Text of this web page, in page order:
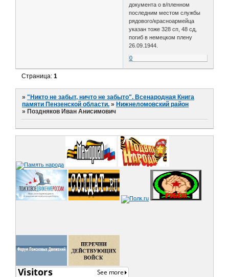
документа о в/пленном
последним местом службы
рядового/красноармейца
указан тоже 328 сп, 48 сд,
погиб в немецком плену
26.09.1944.
0
Страница:1
»"Никто не забыт, ничто не забыто". Всенародная Книга
памяти Пензенской области. » Нижнеломовский район
» Поздняков Иван Анисимович